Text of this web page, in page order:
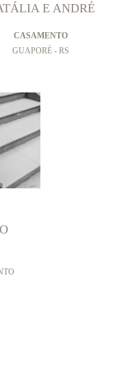
E ANDRÉ
CASAMENTO
GUAPORÉ - RS